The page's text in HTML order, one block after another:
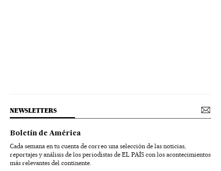
NEWSLETTERS
Boletín de América
Cada semana en tu cuenta de correo una selección de las noticias,
reportajes y análisis de los periodistas de EL PAÍS con los acontecimientos
más relevantes del continente.